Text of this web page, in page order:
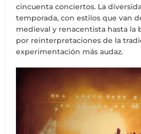
cincuenta conciertos. La
temporada, con estilos que van
medieval y renacentista hasta la
por reinterpretaciones de la
experimentación más audaz.